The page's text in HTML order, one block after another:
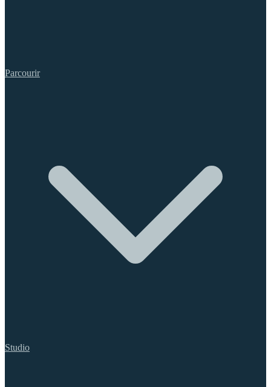
Parcourir
Studio